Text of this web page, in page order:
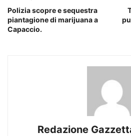
Polizia scopre e sequestra
piantagione di marijuana a
Capaccio.
Redazione